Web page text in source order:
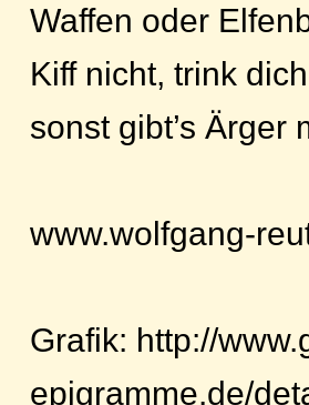
Waffen oder
Kiff nicht, trink
sonst gibt’s Ärger
www.wolfgang-
Grafik: http://
epigramme.de/